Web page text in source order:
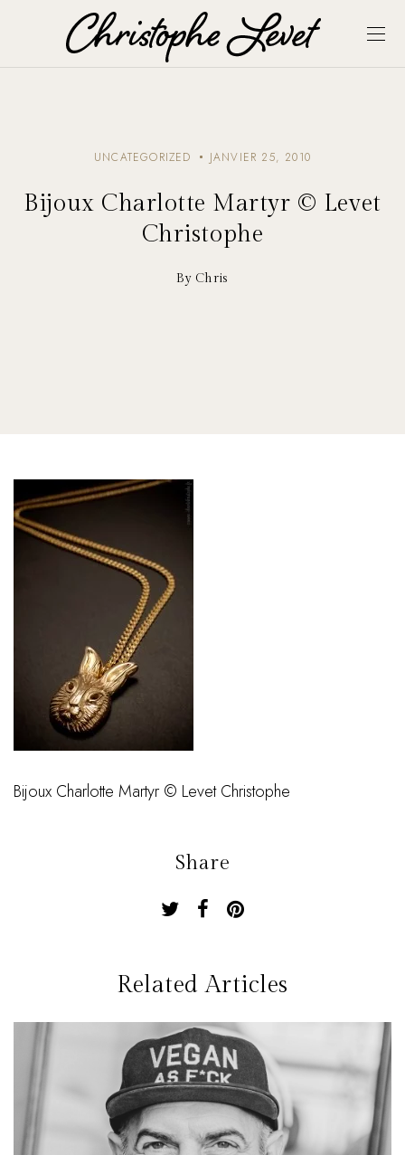
UNCATEGORIZED JANVIER 25, 2010
Bijoux Charlotte Martyr © Levet
Christophe
By Chris
Bijoux Charlotte Martyr © Levet Christophe
Share
Related Articles